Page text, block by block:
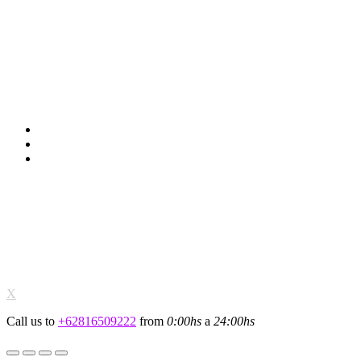
X
Call us to +62816509222 from 0:00hs a 24:00hs